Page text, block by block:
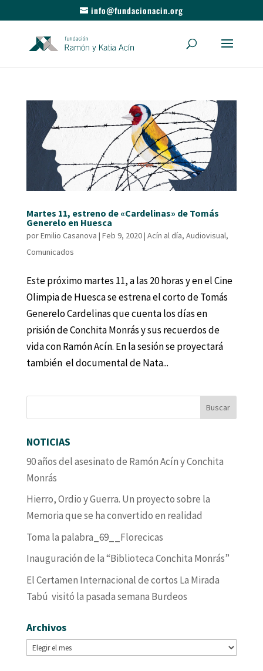
info@fundacionacin.org
Martes 11, estreno de «Cardelinas» de Tomás
Generelo en Huesca
porEmilio Casanova | Feb 9, 2020| Acín al día, Audiovisual,
Comunicados
Este próximo martes 11, a las 20 horas y en el Cine
Olimpia de Huesca se estrena el corto de Tomás
Generelo Cardelinas que cuenta los días en
prisión de Conchita Monrás y sus recuerdos de
vida con Ramón Acín. En la sesión se proyectará
también el documental de Nata...
NOTICIAS
90 años del asesinato de Ramón Acín y Conchita
Monrás
Hierro, Ordio y Guerra. Un proyecto sobre la
Memoria que se ha convertido en realidad
Toma la palabra_69__Florecicas
Inauguración de la “Biblioteca Conchita Monrás”
El Certamen Internacional de cortos La Mirada
Tabú visitó la pasada semana Burdeos
Archivos
Archivos